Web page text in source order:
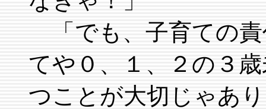
「でも、子育ての
てや０、１、２の３
つことが大切じゃあ